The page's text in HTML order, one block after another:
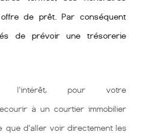
de prêt. Par conséquent
de prévoir une trésorerie
l'intérêt, pour votre
à un courtier immobilier
que d'aller voir directement les